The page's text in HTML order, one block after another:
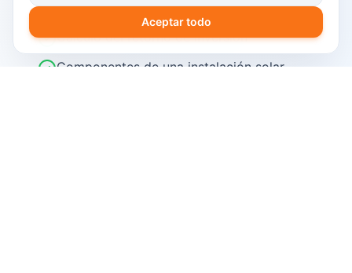
2026
Cálculo del retorno de inversión
Componentes de una instalación solar
Aceptar todo